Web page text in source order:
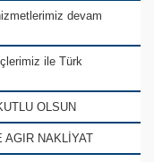
devam
ile Türk
OLSUN
AGIR NAKLİYAT